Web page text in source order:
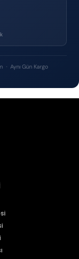
· Aynı Gün Kargo